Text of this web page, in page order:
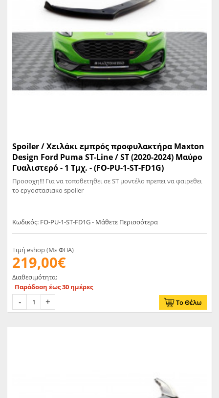
Spoiler / Χειλάκι εμπρός προφυλακτήρα Maxton
Design Ford Puma ST-Line / ST (2020-2024) Μαύρο
Γυαλιστερό - 1 Τμχ. - (FO-PU-1-ST-FD1G)
Προσοχη!!! Για να τοποθετηθει σε ST μοντέλο πρεπει να φαιρεθει
το εργοστασιακο spoiler
Κωδικός: FO-PU-1-ST-FD1G - Μάθετε Περισσότερα
Τιμή eshop (Με ΦΠΑ)
219,00€
Διαθεσιμότητα:
Παράδοση έως 30 ημέρες
Το Θέλω